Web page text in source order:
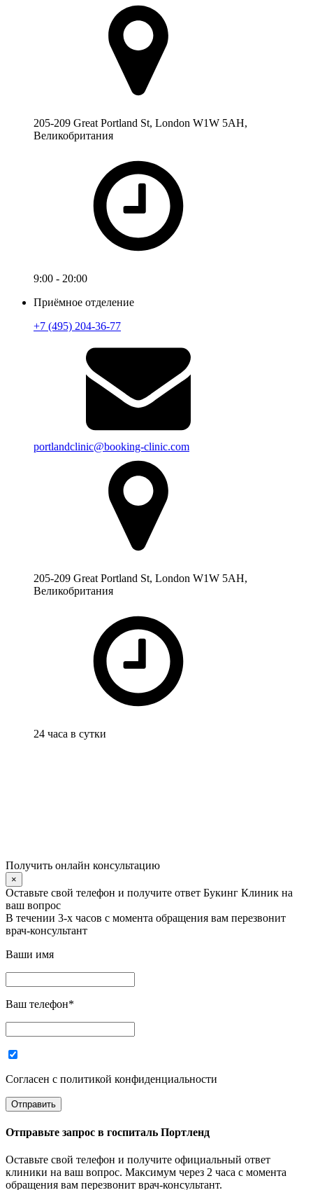
205-209 Great Portland St, London W1W 5AH,
Великобритания
9:00 - 20:00
Приёмное отделение
+7 (495) 204-36-77
portlandclinic@booking-clinic.com
205-209 Great Portland St, London W1W 5AH,
Великобритания
24 часа в сутки
Получить онлайн консультацию
×
Оставьте свой телефон и получите ответ Букинг Клиник на
ваш вопрос
В течении 3-х часов с момента обращения вам перезвонит
врач-консультант
Ваши имя
Ваш телефон*
Согласен с политикой конфиденциальности
Отправьте запрос в госпиталь Портленд
Оставьте свой телефон и получите официальный ответ
клиники на ваш вопрос. Максимум через 2 часа с момента
обращения вам перезвонит врач-консультант.